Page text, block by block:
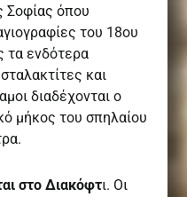
Σοφίας όπου
του 18ου
ενδότερα
και
διαδέχονται ο
μήκος του σπηλαίου
στο Διακόφτι. Οι